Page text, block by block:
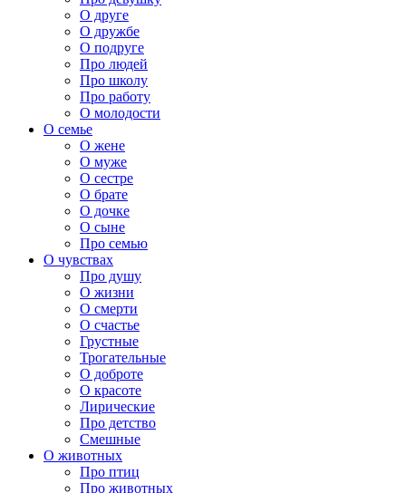
О друге
О дружбе
О подруге
Про людей
Про школу
Про работу
О молодости
О семье
О жене
О муже
О сестре
О брате
О дочке
О сыне
Про семью
О чувствах
Про душу
О жизни
О смерти
О счастье
Грустные
Трогательные
О доброте
О красоте
Лирические
Про детство
Смешные
О животных
Про птиц
Про животных